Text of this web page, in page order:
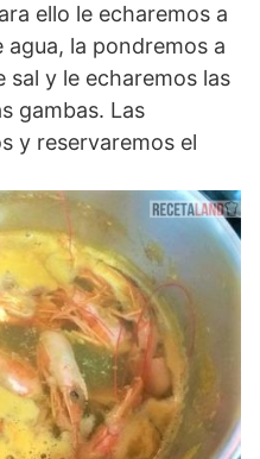
ello le echaremos a
agua, la pondremos a
y le echaremos las
gambas. Las
y reservaremos el